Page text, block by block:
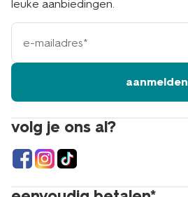
volg je ons al?
leuke aanbiedingen.
e-
mailadres
aanmelden